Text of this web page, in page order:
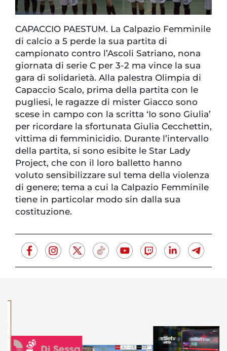
CAPACCIO PAESTUM. La Calpazio Femminile
di calcio a 5 perde la sua partita di
campionato contro l’Ascoli Satriano, nona
giornata di serie C per 3-2 ma vince la sua
gara di solidarietà. Alla palestra Olimpia di
Capaccio Scalo, prima della partita con le
pugliesi, le ragazze di mister Giacco sono
scese in campo con la scritta ‘Io sono Giulia’
per ricordare la sfortunata Giulia Cecchettin,
vittima di femminicidio. Durante l’intervallo
della partita, si sono esibite le Star Lady
Project, che con il loro balletto hanno
voluto sensibilizzare sul tema della violenza
di genere; tema a cui la Calpazio Femminile
tiene in particolar modo sin dalla sua
costituzione.